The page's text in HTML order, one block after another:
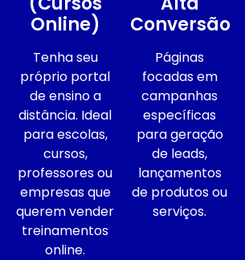
Online)
Tenha seu
próprio portal
de ensino a
distância. Ideal
para escolas,
cursos,
professores ou
empresas que
querem vender
treinamentos
online.
Conversão
Páginas
focadas em
campanhas
específicas
para geração
de leads,
lançamentos
de produtos ou
serviços.